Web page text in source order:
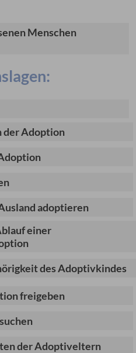
Menschen
der Adoption
adoptieren
einer
des Adoptivkindes
freigeben
der Adoptiveltern